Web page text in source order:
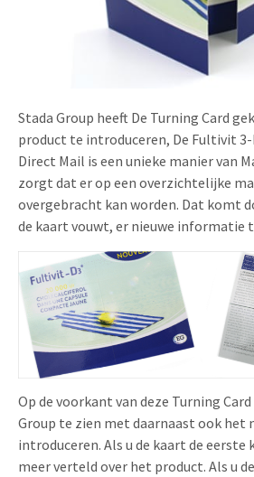
Stada Group heeft De Turning Card
product te introduceren, De Fultivit 3-
Direct Mail is een unieke manier van
zorgt dat er op een overzichtelijke
overgebracht kan worden. Dat komt
de kaart vouwt, er nieuwe informatie
Op de voorkant van deze Turning
Group te zien met daarnaast ook het
introduceren. Als u de kaart de eerste
meer verteld over het product. Als u
Lenticular Cards
Twin Sliders
Tabkaarten
Budget kaarten
Andere opvallende mailings
Alle producten
Media Marketing
Non-profit Marketing
Marketing in de Zorg
Duurzame Marketing
Marketing voor Scholen
Horeca Marketing
Food Marketing
Kalender maken
Klantenbinding
Contactgegevens
Duurzaamheid
Brochure downloaden